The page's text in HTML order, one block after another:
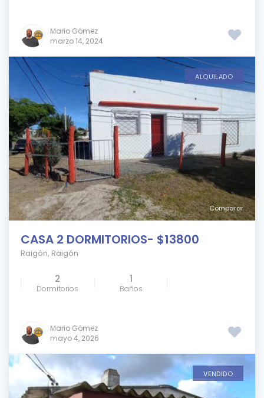
Mario Gómez
marzo 14, 2024
Comparar
ALQUILADO
CASA 2 DORMITORIOS- $13800
Raigón, Raigón
2
Dormitorios
1
Baños
Mario Gómez
mayo 4, 2026
VENDIDO